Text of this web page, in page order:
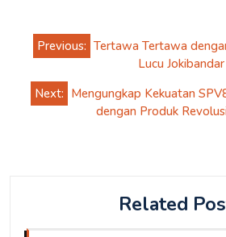
Post
navigation
Previous: Tertawa Tertawa
Lucu Jokibandar
Next: Mengungkap Kekuatan
dengan Produk
Related